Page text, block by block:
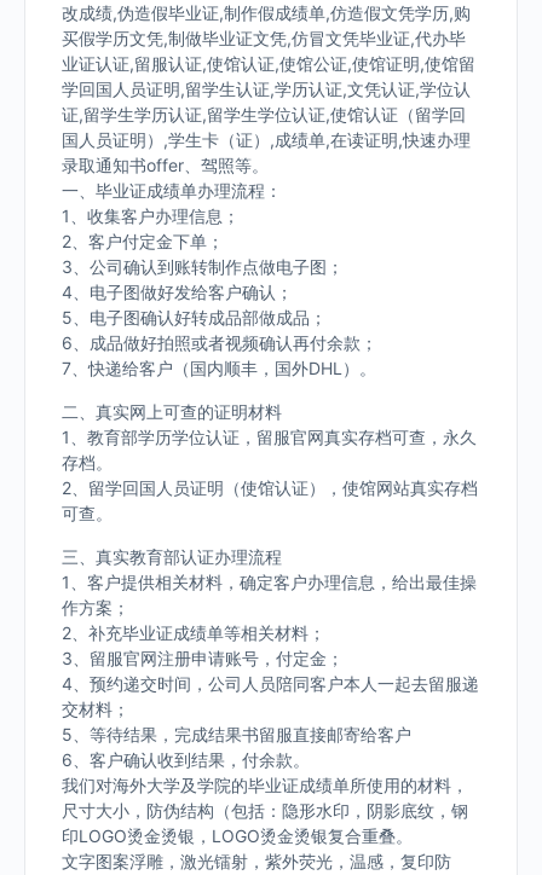
改成绩,伪造假毕业证,制作假成绩单,仿造假文凭学历,购
买假学历文凭,制做毕业证文凭,仿冒文凭毕业证,代办毕
业证认证,留服认证,使馆认证,使馆公证,使馆证明,使馆留
学回国人员证明,留学生认证,学历认证,文凭认证,学位认
证,留学生学历认证,留学生学位认证,使馆认证（留学回
国人员证明）,学生卡（证）,成绩单,在读证明,快速办理
录取通知书offer、驾照等。
一、毕业证成绩单办理流程：
1、收集客户办理信息；
2、客户付定金下单；
3、公司确认到账转制作点做电子图；
4、电子图做好发给客户确认；
5、电子图确认好转成品部做成品；
6、成品做好拍照或者视频确认再付余款；
7、快递给客户（国内顺丰，国外DHL）。
二、真实网上可查的证明材料
1、教育部学历学位认证，留服官网真实存档可查，永久
存档。
2、留学回国人员证明（使馆认证），使馆网站真实存档
可查。
三、真实教育部认证办理流程
1、客户提供相关材料，确定客户办理信息，给出最佳操
作方案；
2、补充毕业证成绩单等相关材料；
3、留服官网注册申请账号，付定金；
4、预约递交时间，公司人员陪同客户本人一起去留服递
交材料；
5、等待结果，完成结果书留服直接邮寄给客户
6、客户确认收到结果，付余款。
我们对海外大学及学院的毕业证成绩单所使用的材料，
尺寸大小，防伪结构（包括：隐形水印，阴影底纹，钢
印LOGO烫金烫银，LOGO烫金烫银复合重叠。
文字图案浮雕，激光镭射，紫外荧光，温感，复印防